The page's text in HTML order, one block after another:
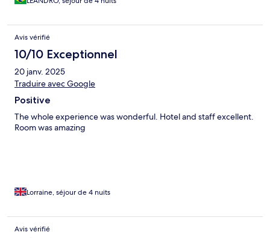
Avis vérifié
10/10 Exceptionnel
20 janv. 2025
Traduire avec Google
Positive
The whole experience was wonderful. Hotel and staff excellent.
Room was amazing
Lorraine, séjour de 4 nuits
Avis vérifié